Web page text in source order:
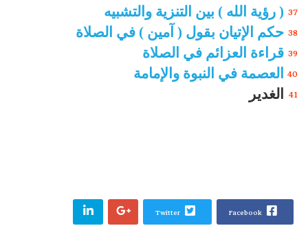
37 ( رؤية الله ) بين التنزية والتشبيه
38 حكم الإتيان بقول ( آمين ) في الصلاة
39 قراءة العزائم في الصلاة
40 العصمة في النبوة والإمامة
41 الغدير